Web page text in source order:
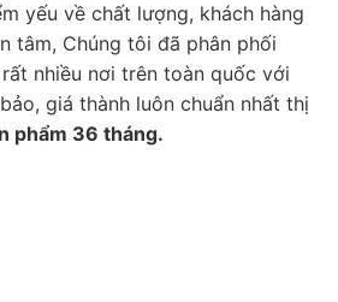
yếu về chất lượng, khách hàng
tâm, Chúng tôi đã phân phối
nhiều nơi trên toàn quốc với
giá thành luôn chuẩn nhất thị
phẩm 36 tháng.